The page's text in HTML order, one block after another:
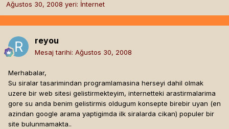
Ağustos 30, 2008 yeri: İnternet
reyou
Mesaj tarihi: Ağustos 30, 2008
Merhabalar,
Su siralar tasarimindan programlamasina herseyi dahil olmak
uzere bir web sitesi gelistirmekteyim, internetteki arastirmalarima
gore su anda benim gelistirmis oldugum konsepte birebir uyan (en
azindan google arama yaptigimda ilk siralarda cikan) populer bir
site bulunmamakta..